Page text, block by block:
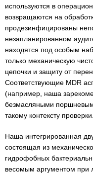
используются в
возвращаются на
продезинфицированы
незапланированном
находятся под особым
только механическую
цепочки и защиту от
Соответствующие MDR
(например, наша
безмасляными
такому контексту проверки.
Наша интегрированная
состоящая из
гидрофобных
весомым аргументом при